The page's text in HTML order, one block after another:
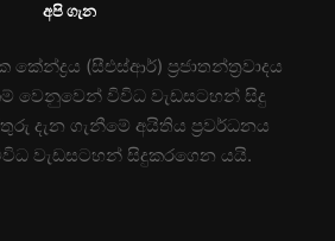
අපි ගැන
(සීඑස්ආර්) ප්‍රජාතන්ත්‍රවාදය
වෙනුවෙන් විවිධ වැඩසටහන් සිදු
දැන ගැනීමේ අයිතිය ප්‍රවර්ධනය
වැඩසටහන් සිදුකරගෙන යයි.